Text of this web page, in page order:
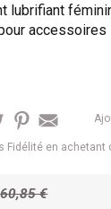
lubrifiant
accessoires
Fidélité en achetant
60,85